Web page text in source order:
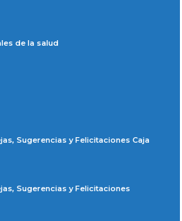
de la salud
Sugerencias y Felicitaciones Caja
Sugerencias y Felicitaciones